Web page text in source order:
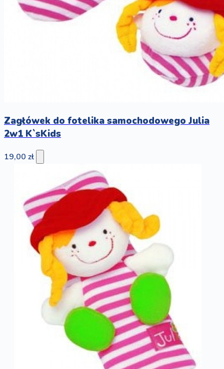
Zagłówek do fotelika samochodowego Julia
2w1 K`sKids
19,00 zł